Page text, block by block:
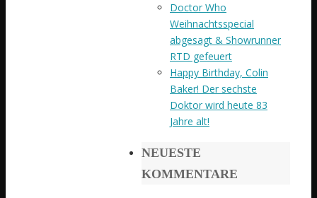
Doctor Who
Weihnachtsspecial
abgesagt & Showrunner
RTD gefeuert
Happy Birthday, Colin
Baker! Der sechste
Doktor wird heute 83
Jahre alt!
NEUESTE
KOMMENTARE